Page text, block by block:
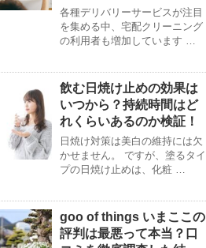
各種デリバリーサービスが注目
を集める中、宅配クリーニング
の利用者も増加しています …
飲む日焼け止めの効果は
いつから？持続時間はど
れくらいあるのか検証！
日焼け対策は美白の維持には欠
かせません。 ですが、塗るタイ
プの日焼け止めは、化粧 …
goo of things いまここの
評判は最悪って本当？口